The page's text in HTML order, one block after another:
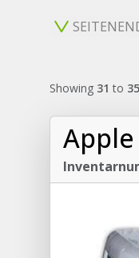
Showing 31 to 35